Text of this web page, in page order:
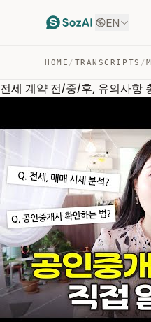
EN
HOME / TRANSCRIPTS /
전세 계약 전/중/후, 유의사항